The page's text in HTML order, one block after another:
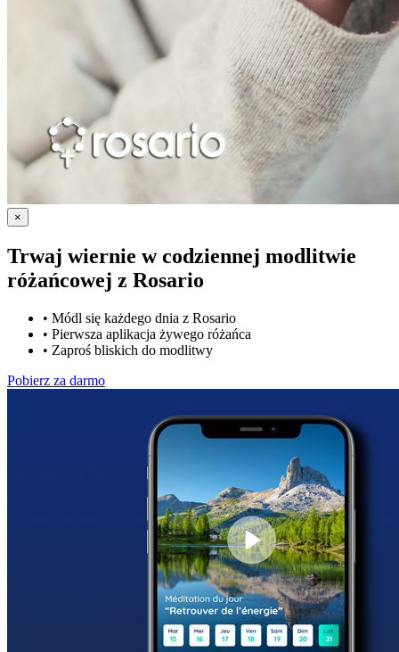
×
Trwaj wiernie w codziennej modlitwie
różańcowej z Rosario
• Módl się każdego dnia z Rosario
• Pierwsza aplikacja żywego różańca
• Zaproś bliskich do modlitwy
Pobierz za darmo